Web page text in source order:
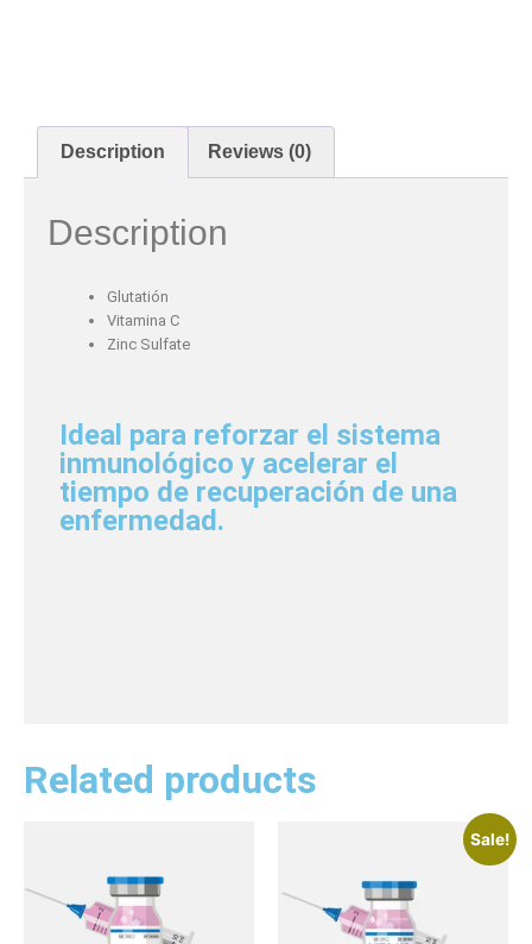
Description Reviews (0)
Description
Glutatión
Vitamina C​
Zinc Sulfate
Ideal para reforzar el sistema
inmunológico y acelerar el
tiempo de recuperación de una
enfermedad.
Related products
Sale!